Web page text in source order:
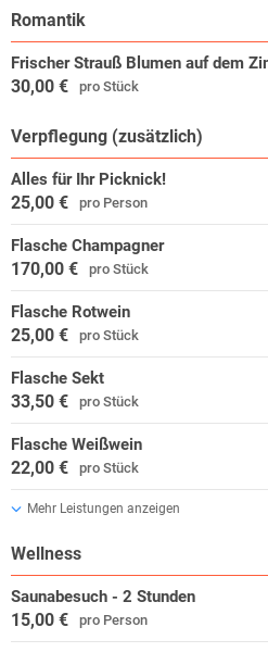
Paket an, damit Ihr Wandererlebnis
Romantik
Frischer Strauß Blumen auf dem
30,00 € pro Stück
Verpflegung (zusätzlich)
Alles für Ihr Picknick!
25,00 € pro Person
Flasche Champagner
170,00 € pro Stück
Flasche Rotwein
25,00 € pro Stück
Flasche Sekt
33,50 € pro Stück
Flasche Weißwein
22,00 € pro Stück
Mehr Leistungen anzeigen
Wellness
Saunabesuch - 2 Stunden
15,00 € pro Person